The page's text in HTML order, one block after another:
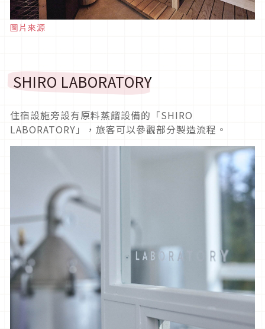
圖片來源
SHIRO LABORATORY
住宿設施旁設有原料蒸餾設備的「SHIRO
LABORATORY」，旅客可以參觀部分製造流程。